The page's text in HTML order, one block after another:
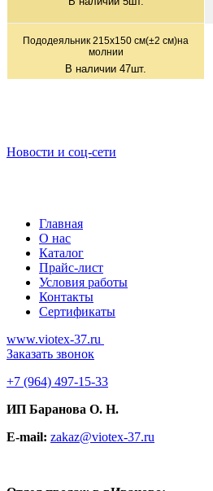
Пододеяльник 215х150 см(±2 см)на
молнии
В наличии 47шт.
Новости и соц-сети
Главная
О нас
Каталог
Прайс-лист
Условия работы
Контакты
Сертификаты
www.viotex-37.ru
Заказать звонок
+7 (964) 497-15-33
ИП Баранова О. Н.
E-mail: zakaz@viotex-37.ru